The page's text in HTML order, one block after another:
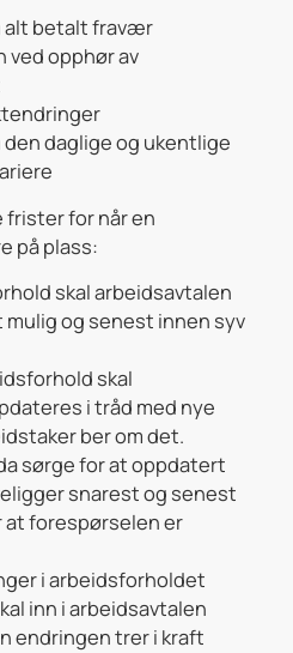
alt betalt fravær
ved opphør av
daglige og ukentlige
for når en
på plass:
skal arbeidsavtalen
og senest innen syv
skal
i tråd med nye
ber om det.
sørge for at oppdatert
snarest og senest
forespørselen er
i arbeidsforholdet
inn i arbeidsavtalen
endringen trer i kraft